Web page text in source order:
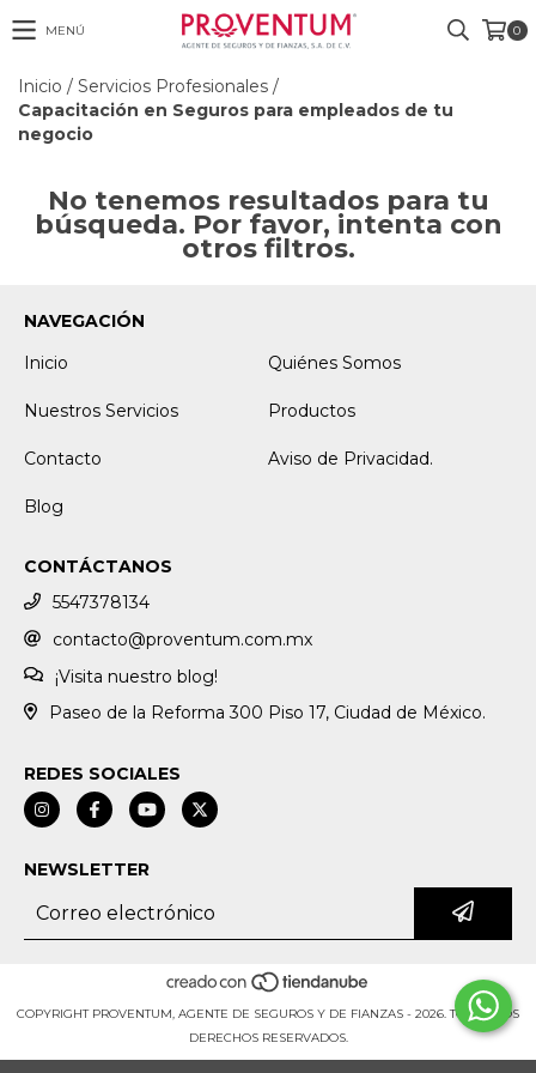
MENÚ 0
Inicio / Servicios Profesionales /
Capacitación en Seguros para empleados de tu
negocio
No tenemos resultados para tu
búsqueda. Por favor, intenta con
otros filtros.
NAVEGACIÓN
Inicio
Quiénes Somos
Nuestros Servicios Productos
Contacto Aviso de Privacidad.
Blog
CONTÁCTANOS
5547378134
contacto@proventum.com.mx
¡Visita nuestro blog!
Paseo de la Reforma 300 Piso 17, Ciudad de México.
REDES SOCIALES
NEWSLETTER
COPYRIGHT PROVENTUM, AGENTE DE SEGUROS Y DE FIANZAS - 2026. TODOS LOS
DERECHOS RESERVADOS.